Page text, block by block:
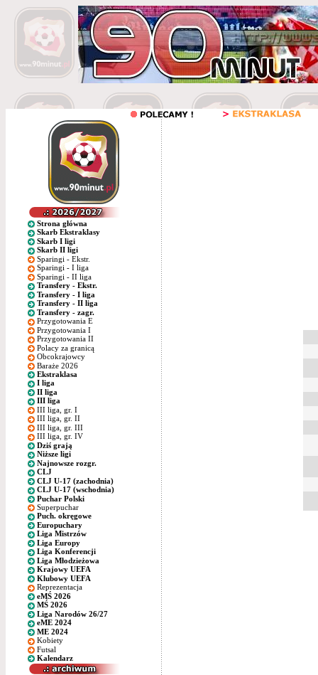
Strona główna
Skarb Ekstraklasy
Skarb I ligi
Skarb II ligi
Sparingi - Ekstr.
Sparingi - I liga
Sparingi - II liga
Transfery - Ekstr.
Transfery - I liga
Transfery - II liga
Transfery - zagr.
Przygotowania E
Przygotowania I
Przygotowania II
Polacy za granicą
Obcokrajowcy
Baraże 2026
Ekstraklasa
I liga
II liga
III liga
III liga, gr. I
III liga, gr. II
III liga, gr. III
III liga, gr. IV
Dziś grają
Niższe ligi
Najnowsze rozgr.
CLJ
CLJ U-17 (zachodnia)
CLJ U-17 (wschodnia)
Puchar Polski
Superpuchar
Puch. okręgowe
Europuchary
Liga Mistrzów
Liga Europy
Liga Konferencji
Liga Młodzieżowa
Krajowy UEFA
Klubowy UEFA
Reprezentacja
eMŚ 2026
MŚ 2026
Liga Narodów 26/27
eME 2024
ME 2024
Kobiety
Futsal
Kalendarz